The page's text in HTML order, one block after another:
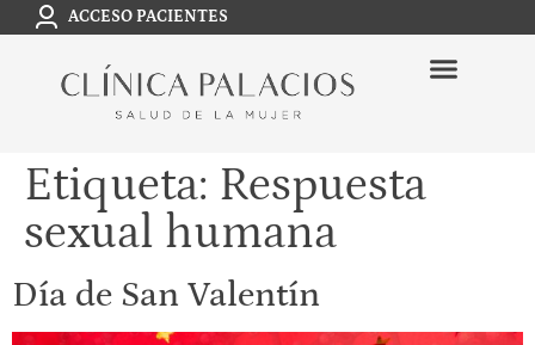
ACCESO PACIENTES
Etiqueta: Respuesta
sexual humana
Día de San Valentín